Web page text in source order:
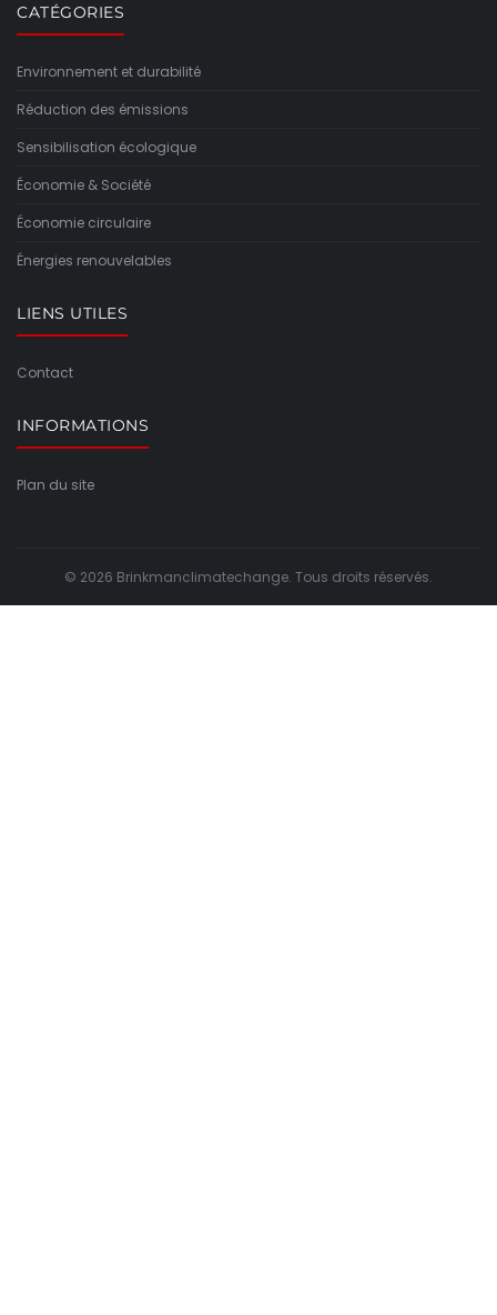
CATÉGORIES
Environnement et durabilité
Réduction des émissions
Sensibilisation écologique
Économie & Société
Économie circulaire
Énergies renouvelables
LIENS UTILES
Contact
INFORMATIONS
Plan du site
© 2026 Brinkmanclimatechange. Tous droits réservés.